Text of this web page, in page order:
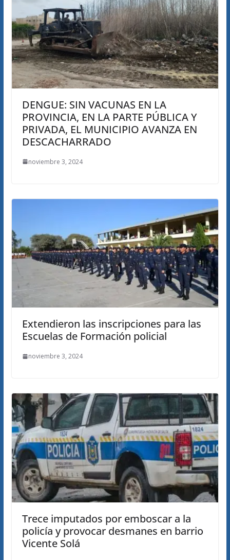
DENGUE: SIN VACUNAS EN LA
PROVINCIA, EN LA PARTE PÚBLICA Y
PRIVADA, EL MUNICIPIO AVANZA EN
DESCACHARRADO
noviembre 3, 2024
Extendieron las inscripciones para las
Escuelas de Formación policial
noviembre 3, 2024
Trece imputados por emboscar a la
policía y provocar desmanes en barrio
Vicente Solá